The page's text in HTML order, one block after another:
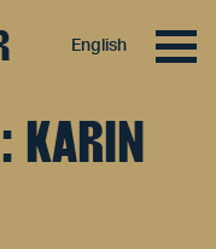
English
KARIN